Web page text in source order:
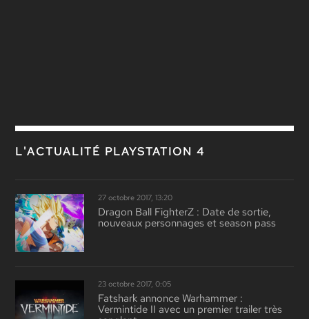
L'ACTUALITÉ PLAYSTATION 4
27 octobre 2017, 13:20
Dragon Ball FighterZ : Date de sortie,
nouveaux personnages et season pass
23 octobre 2017, 0:05
Fatshark annonce Warhammer :
Vermintide II avec un premier trailer très